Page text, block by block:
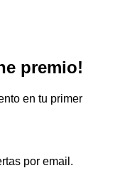
premio!
en tu primer
por email.